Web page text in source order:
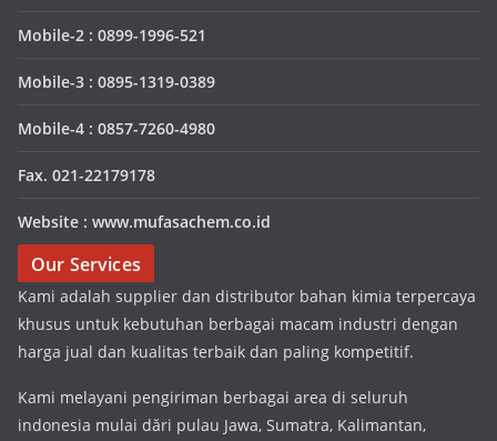
Mobile-2 : 0899-1996-521
Mobile-3 : 0895-1319-0389
Mobile-4 : 0857-7260-4980
Fax. 021-22179178
Website : www.mufasachem.co.id
Our Services
Kami adalah supplier dan distributor bahan kimia terpercaya
khusus untuk kebutuhan berbagai macam industri dengan
harga jual dan kualitas terbaik dan paling kompetitif.
Kami melayani pengiriman berbagai area di seluruh
indonesia mulai dări pulau Jawa, Sumatra, Kalimantan,